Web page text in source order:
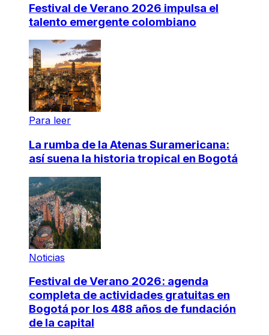
Festival de Verano 2026 impulsa el
talento emergente colombiano
Para leer
La rumba de la Atenas Suramericana:
así suena la historia tropical en Bogotá
Noticias
Festival de Verano 2026: agenda
completa de actividades gratuitas en
Bogotá por los 488 años de fundación
de la capital